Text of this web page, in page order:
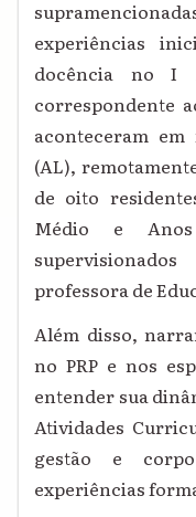
experiências
docência no I
correspondente
aconteceram
(AL),
de oito
Médio e
professora de
Além disso,
no PRP e nos
entender sua
Atividades
gestão e
experiências